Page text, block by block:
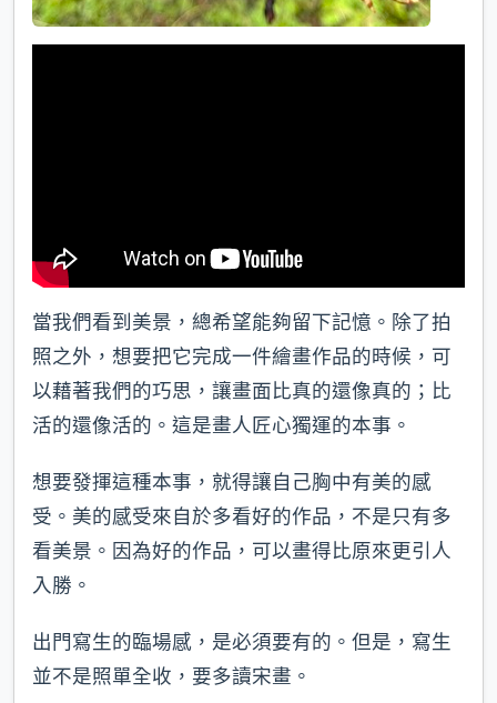
當我們看到美景，總希望能夠留下記憶。除了拍
照之外，想要把它完成一件繪畫作品的時候，可
以藉著我們的巧思，讓畫面比真的還像真的；比
活的還像活的。這是畫人匠心獨運的本事。
想要發揮這種本事，就得讓自己胸中有美的感
受。美的感受來自於多看好的作品，不是只有多
看美景。因為好的作品，可以畫得比原來更引人
入勝。
出門寫生的臨場感，是必須要有的。但是，寫生
並不是照單全收，要多讀宋畫。